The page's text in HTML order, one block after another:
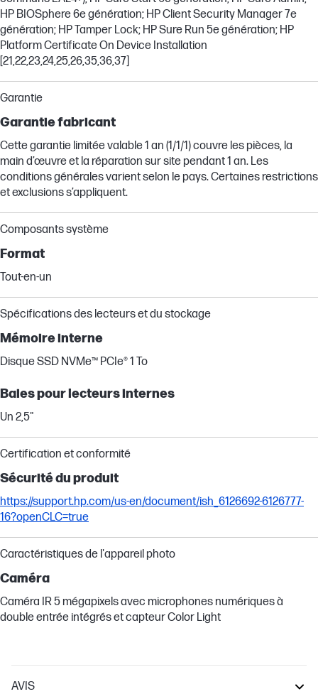
HP BIOSphere 6e génération; HP Client Security Manager 7e
génération; HP Tamper Lock; HP Sure Run 5e génération; HP
Platform Certificate On Device Installation
[21,22,23,24,25,26,35,36,37]
Garantie
Garantie fabricant
Cette garantie limitée valable 1 an (1/1/1) couvre les pièces, la
main d’œuvre et la réparation sur site pendant 1 an. Les
conditions générales varient selon le pays. Certaines restrictions
et exclusions s’appliquent.
Composants système
Format
Tout-en-un
Spécifications des lecteurs et du stockage
Mémoire interne
Disque SSD NVMe™ PCIe® 1 To
Baies pour lecteurs internes
Un 2,5"
Certification et conformité
Sécurité du produit
https://support.hp.com/us-en/document/ish_6126692-6126777-
16?openCLC=true
Caractéristiques de l'appareil photo
Caméra
Caméra IR 5 mégapixels avec microphones numériques à
double entrée intégrés et capteur Color Light
AVIS